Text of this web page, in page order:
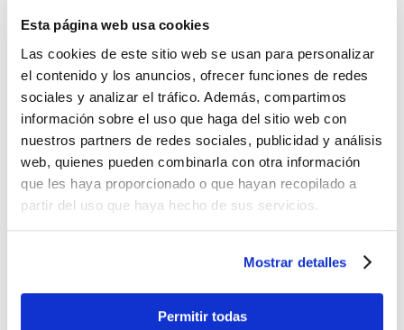
Esta página web usa cookies
Las cookies de este sitio web se usan para personalizar
el contenido y los anuncios, ofrecer funciones de redes
sociales y analizar el tráfico. Además, compartimos
información sobre el uso que haga del sitio web con
nuestros partners de redes sociales, publicidad y análisis
web, quienes pueden combinarla con otra información
que les haya proporcionado o que hayan recopilado a
partir del uso que haya hecho de sus servicios.
Mostrar detalles
Permitir todas
Wie kann die Reservierung
storniert werden?
Entstehen durch die
Stornierung der Reservierung
irgendwelche Kosten?